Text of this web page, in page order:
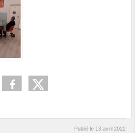
Publié le 13 avril 2022